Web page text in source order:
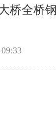
桥全桥